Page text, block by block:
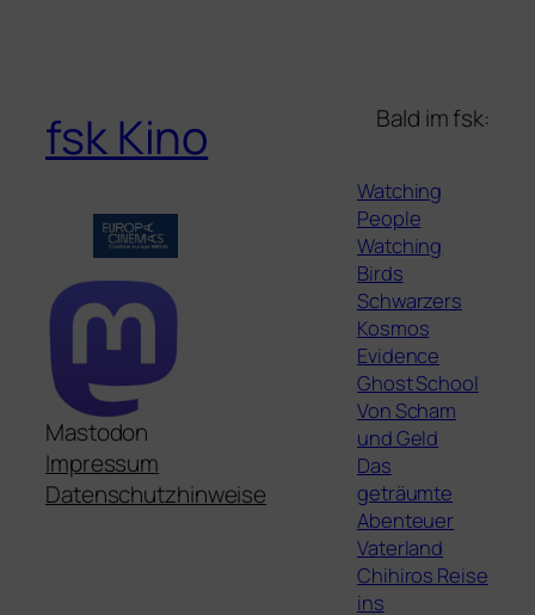
fsk Kino
Mastodon
Impressum
Datenschutzhinweise
Bald im fsk:
Watching
People
Watching
Birds
Schwarzers
Kosmos
Evidence
Ghost School
Von Scham
und Geld
Das
geträumte
Abenteuer
Vaterland
Chihiros Reise
ins